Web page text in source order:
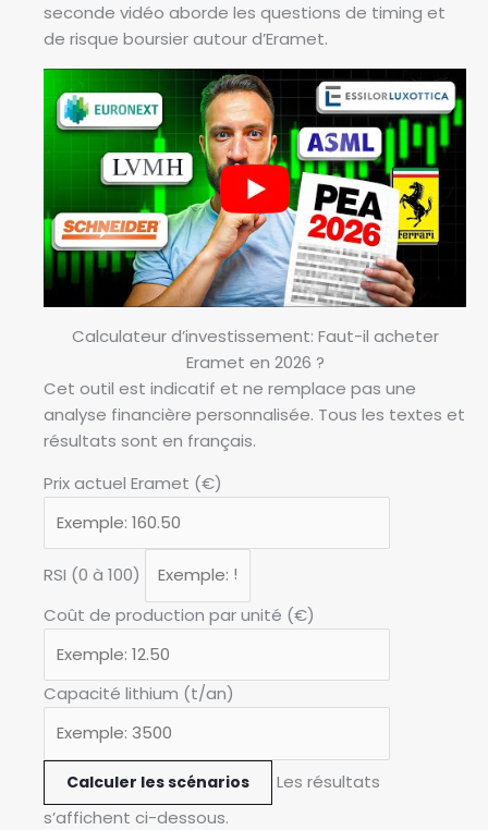
seconde vidéo aborde les questions de timing et
de risque boursier autour d’Eramet.
Calculateur d’investissement: Faut-il acheter
Eramet en 2026 ?
Cet outil est indicatif et ne remplace pas une
analyse financière personnalisée. Tous les textes et
résultats sont en français.
Prix actuel Eramet (€)
RSI (0 à 100)
Coût de production par unité (€)
Capacité lithium (t/an)
Calculer les scénarios
Les résultats
s’affichent ci-dessous.